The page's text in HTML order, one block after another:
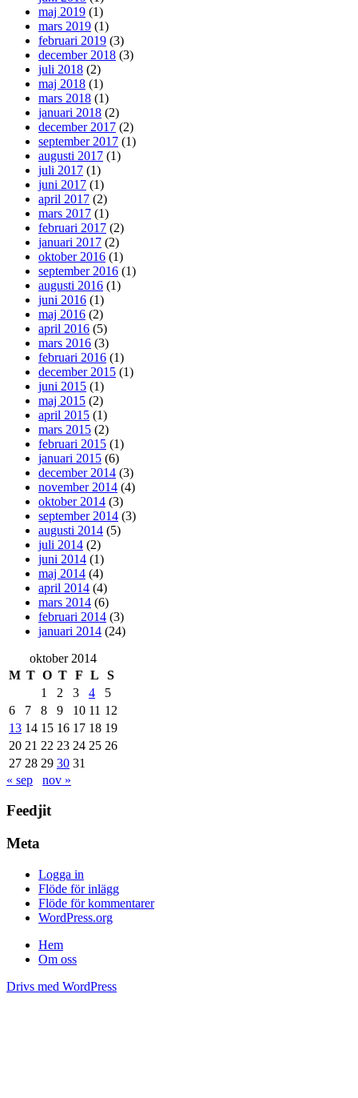
maj 2019 (1)
mars 2019 (1)
februari 2019 (3)
december 2018 (3)
juli 2018 (2)
maj 2018 (1)
mars 2018 (1)
januari 2018 (2)
december 2017 (2)
september 2017 (1)
augusti 2017 (1)
juli 2017 (1)
juni 2017 (1)
april 2017 (2)
mars 2017 (1)
februari 2017 (2)
januari 2017 (2)
oktober 2016 (1)
september 2016 (1)
augusti 2016 (1)
juni 2016 (1)
maj 2016 (2)
april 2016 (5)
mars 2016 (3)
februari 2016 (1)
december 2015 (1)
juni 2015 (1)
maj 2015 (2)
april 2015 (1)
mars 2015 (2)
februari 2015 (1)
januari 2015 (6)
december 2014 (3)
november 2014 (4)
oktober 2014 (3)
september 2014 (3)
augusti 2014 (5)
juli 2014 (2)
juni 2014 (1)
maj 2014 (4)
april 2014 (4)
mars 2014 (6)
februari 2014 (3)
januari 2014 (24)
oktober 2014
M T O T F L
S
1
2 3 4
5
6
7 8 9 10 11 12
13 14 15 16 17 18 19
20 21 22 23 24 25 26
27 28 29 30 31
« sep
nov »
Feedjit
Meta
Logga in
Flöde för inlägg
Flöde för kommentarer
WordPress.org
Hem
Om oss
Drivs med WordPress